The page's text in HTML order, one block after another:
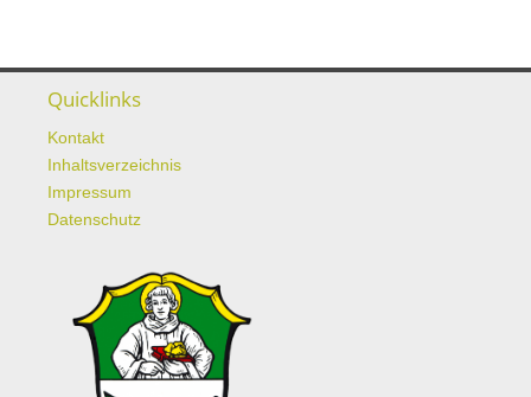
Quicklinks
Kontakt
Inhaltsverzeichnis
Impressum
Datenschutz